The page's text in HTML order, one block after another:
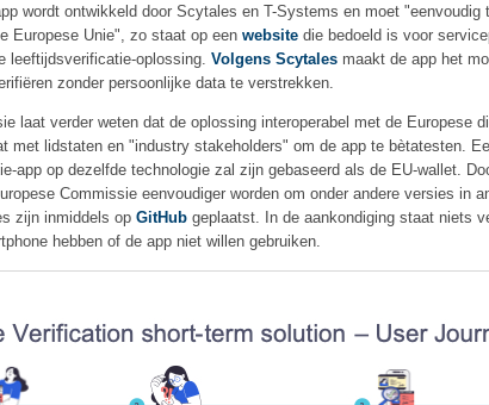
wordt ontwikkeld door Scytales en T-Systems en moet "eenvoudig
Europese Unie", zo staat op een website die bedoeld is voor
leeftijdsverificatie-oplossing. Volgens Scytales maakt de app het
zonder persoonlijke data te verstrekken.
laat verder weten dat de oplossing interoperabel met de Europese
met lidstaten en "industry stakeholders" om de app te bètatesten.
app op dezelfde technologie zal zijn gebaseerd als de EU-wallet.
Commissie eenvoudiger worden om onder andere versies in
zijn inmiddels op GitHub geplaatst. In de aankondiging staat niets
hebben of de app niet willen gebruiken.